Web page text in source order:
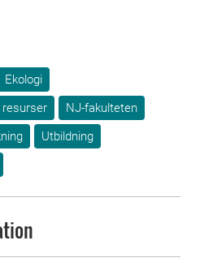
Ekologi
NJ-fakulteten
Utbildning